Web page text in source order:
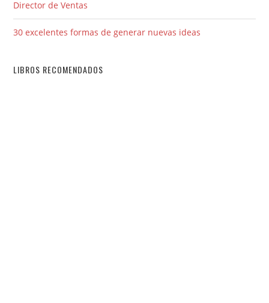
Director de Ventas
30 excelentes formas de generar nuevas ideas
LIBROS RECOMENDADOS